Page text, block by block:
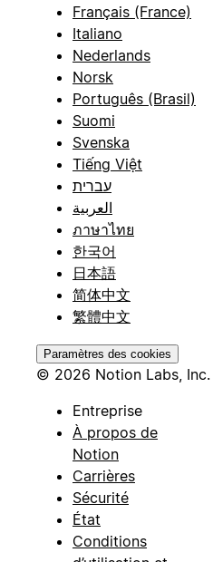
Français (France)
Italiano
Nederlands
Norsk
Português (Brasil)
Suomi
Svenska
Tiếng Việt
עברית
العربية
ภาษาไทย
한국어
日本語
简体中文
繁體中文
Paramètres des cookies
© 2026 Notion Labs, Inc.
Entreprise
À propos de
Notion
Carrières
Sécurité
État
Conditions